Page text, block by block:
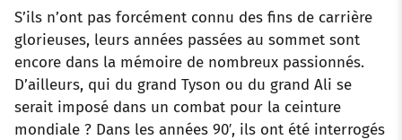
S’ils n’ont pas forcément connu des fins de carrière
glorieuses, leurs années passées au sommet sont
encore dans la mémoire de nombreux passionnés.
D’ailleurs, qui du grand Tyson ou du grand Ali se
serait imposé dans un combat pour la ceinture
mondiale ? Dans les années 90′, ils ont été interrogés